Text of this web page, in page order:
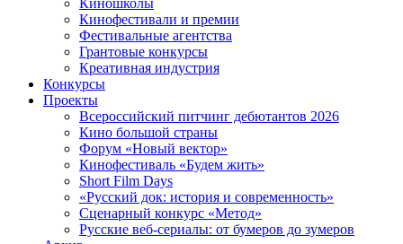
Киношколы
Кинофестивали и премии
Фестивальные агентства
Грантовые конкурсы
Креативная индустрия
Конкурсы
Проекты
Всероссийский питчинг дебютантов 2026
Кино большой страны
Форум «Новый вектор»
Кинофестиваль «Будем жить»
Short Film Days
«Русский док: история и современность»
Сценарный конкурс «Метод»
Русские веб-сериалы: от бумеров до зумеров